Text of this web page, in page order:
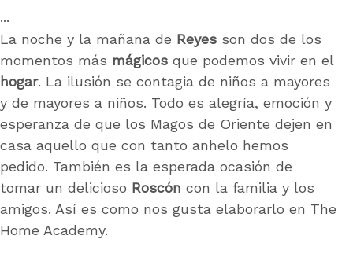
La noche y la mañana de Reyes son dos de los
momentos más mágicos que podemos vivir en el
hogar. La ilusión se contagia de niños a mayores
y de mayores a niños. Todo es alegría, emoción y
esperanza de que los Magos de Oriente dejen en
casa aquello que con tanto anhelo hemos
pedido. También es la esperada ocasión de
tomar un delicioso Roscón con la familia y los
amigos. Así es como nos gusta elaborarlo en The
Home Academy.